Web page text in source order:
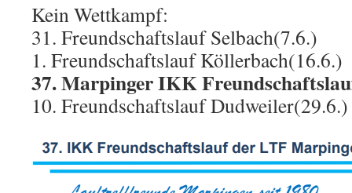
Kein Wettkampf:
31. Freundschaftslauf Selbach(7.6.)
1. Freundschaftslauf Köllerbach(16.6.)
37. Marpinger IKK
10. Freundschaftslauf Dudweiler(29.6.)